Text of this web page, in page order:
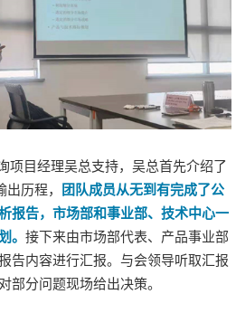
项目经理吴总支持，吴总首先介绍了
历程，
团队成员从无到有完成了公
报告，市场部和事业部、技术中心一
。 接下来由市场部代表、产品事业部
告内容进行汇报。与会领导听取汇报
部分问题现场给出决策。